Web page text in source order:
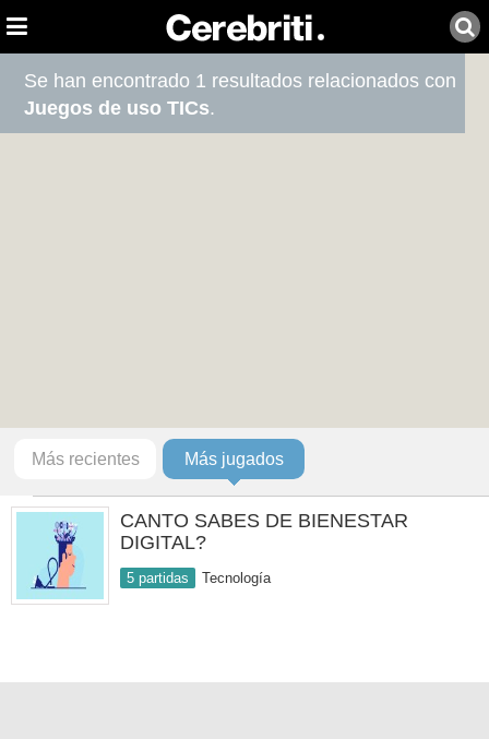
Se han encontrado 1 resultados relacionados con
Juegos de uso TICs.
Más recientes Más jugados
CANTO SABES DE BIENESTAR
DIGITAL?
5 partidas Tecnología